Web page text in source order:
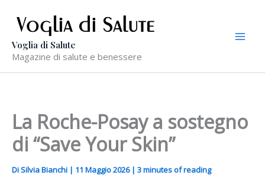
contenuto
Voglia di Salute
Magazine di salute e benessere
La Roche-Posay a sostegno
di “Save Your Skin”
DiSilvia Bianchi | 11 Maggio 2026 | 3 minutes of reading